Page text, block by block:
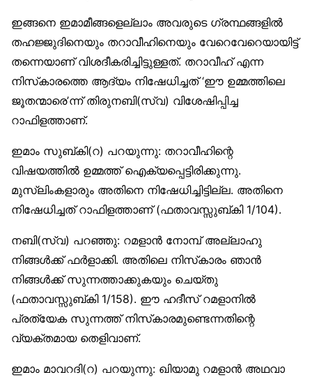
ഇങ്ങനെ ഇമാമീങ്ങളെല്ലാം അവരുടെ ഗ്രന്ഥങ്ങളില്‍
തഹജ്ജുദിനെയും തറാവീഹിനെയും വേറെവേറെയായിട്ട്
തന്നെയാണ് വിശദീകരിച്ചിട്ടുള്ളത്. തറാവീഹ് എന്ന
നിസ്‌കാരത്തെ ആദ്യം നിഷേധിച്ചത് ‘ഈ ഉമ്മത്തിലെ
ജൂതന്മാരെ’ന്ന് തിരുനബി(സ്വ) വിശേഷിപ്പിച്ച
റാഫിളത്താണ്.
ഇമാം സുബ്കി(റ) പറയുന്നു: തറാവീഹിന്റെ
വിഷയത്തില്‍ ഉമ്മത്ത് ഐക്യപ്പെട്ടിരിക്കുന്നു.
മുസ്‌ലിംകളാരും അതിനെ നിഷേധിച്ചിട്ടില്ല. അതിനെ
നിഷേധിച്ചത് റാഫിളത്താണ് (ഫതാവസ്സുബ്കി 1/104).
നബി(സ്വ) പറഞ്ഞു: റമളാന്‍ നോമ്പ് അല്ലാഹു
നിങ്ങള്‍ക്ക് ഫര്‍ളാക്കി. അതിലെ നിസ്‌കാരം ഞാന്‍
നിങ്ങള്‍ക്ക് സുന്നത്താക്കുകയും ചെയ്തു
(ഫതാവസ്സുബ്കി 1/158). ഈ ഹദീസ് റമളാനില്‍
പ്രത്യേക സുന്നത്ത് നിസ്‌കാരമുണ്ടെന്നതിന്റെ
വ്യക്തമായ തെളിവാണ്.
ഇമാം മാവറദി(റ) പറയുന്നു: ഖിയാമു റമളാന്‍ അഥവാ